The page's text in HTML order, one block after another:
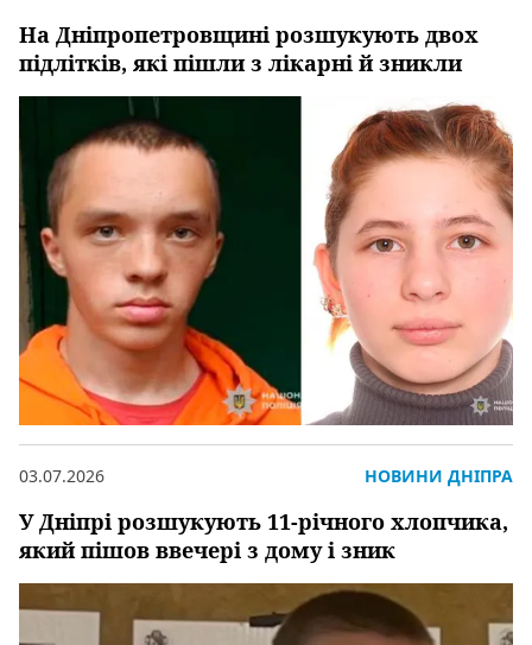
На Дніпропетровщині розшукують двох
підлітків, які пішли з лікарні й зникли
У Дніпрі розшукують 11-річного хлопчика,
який пішов ввечері з дому і зник
03.07.2026 НОВИНИ ДНІПРА